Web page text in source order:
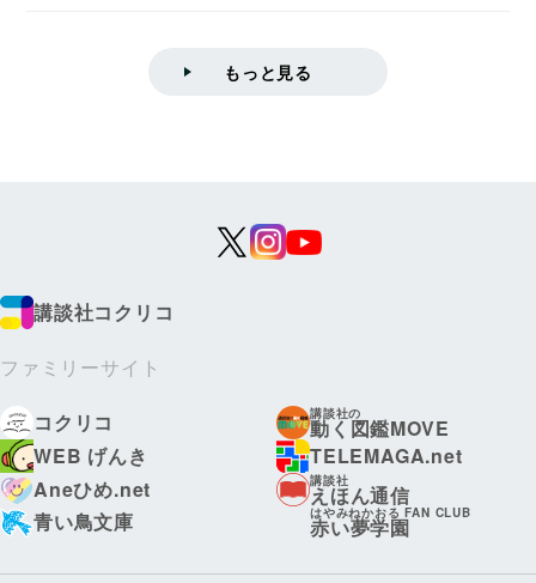
もっと見る
講談社コクリコ
ファミリーサイト
コクリコ
講談社の
動く図鑑MOVE
WEB げんき
TELEMAGA.net
Aneひめ.net
講談社
えほん通信
青い鳥文庫
はやみねかおる FAN CLUB
赤い夢学園